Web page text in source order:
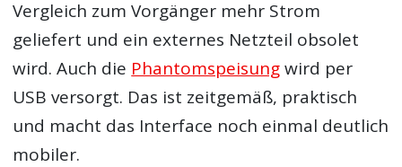
Vergleich zum Vorgänger mehr Strom
geliefert und ein externes Netzteil obsolet
wird. Auch die Phantomspeisungwird per
USB versorgt. Das ist zeitgemäß, praktisch
und macht das Interface noch einmal deutlich
mobiler.